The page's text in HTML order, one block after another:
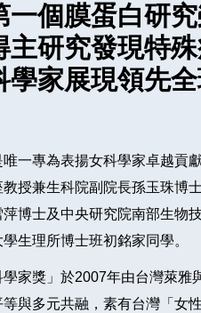
一個膜蛋白研
主研究發現特
學家展現領先
一專為表揚女科學家卓越貢
授兼生科院副院長孫玉珠博
博士及中央研究院南部生物
生理所博士班初銘家同學。
學家獎」於2007年由台灣萊
與多元共融，素有台灣「女